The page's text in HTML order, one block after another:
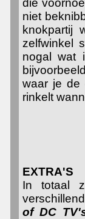
die
niet
knokpartij
zelfwinkel
nogal wat
waar je de
rinkelt
EXTRA'S
In totaal
of DC